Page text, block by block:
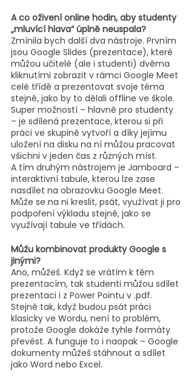
A co oživení online hodin, aby studenty
„mluvící hlava“ úplně neuspala?
Zmínila bych další dva nástroje. Prvním
jsou Google Slides (prezentace), které
můžou učitelé (ale i studenti) dvěma
kliknutími zobrazit v rámci Google Meet
celé třídě a prezentovat svoje téma
stejně, jako by to dělali offline ve škole.
Super možností – hlavně pro studenty
– je sdílená prezentace, kterou si při
práci ve skupině vytvoří a díky jejímu
uložení na disku na ní můžou pracovat
všichni v jeden čas z různých míst.
A tím druhým nástrojem je Jamboard –
interaktivní tabule, kterou lze zase
nasdílet na obrazovku Google Meet.
Může se na ni kreslit, psát, využívat ji pro
podpoření výkladu stejně, jako se
využívají tabule ve třídách.
Můžu kombinovat produkty Google s
jinými?
Ano, můžeš. Když se vrátím k těm
prezentacím, tak studenti můžou sdílet
prezentaci i z Power Pointu v .pdf.
Stejně tak, když budou psát práci
klasicky ve Wordu, není to problém,
protože Google dokáže tyhle formáty
převést. A funguje to i naopak – Google
dokumenty můžeš stáhnout a sdílet
jako Word nebo Excel.